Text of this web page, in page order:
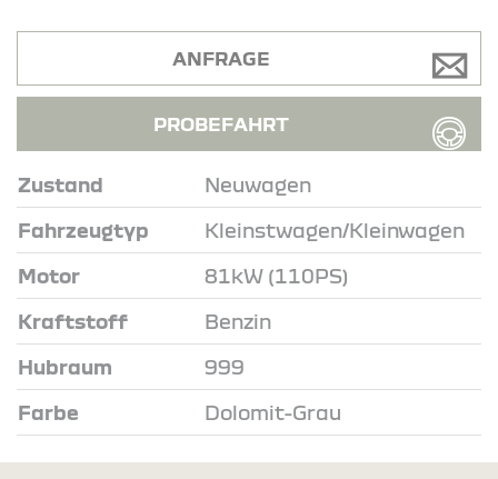
Zustand Neuwagen
Fahrzeugtyp Kleinstwagen/Kleinwagen
Motor 81kW (110PS)
Kraftstoff Benzin
Hubraum 999
Farbe Dolomit-Grau
ANFRAGE
PROBEFAHRT